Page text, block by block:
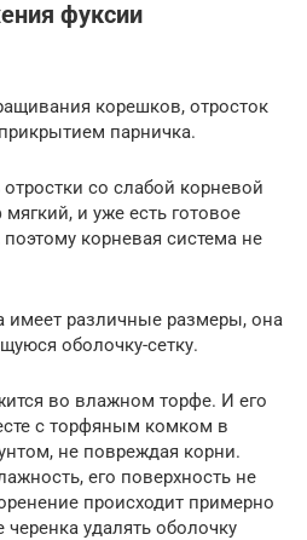
фуксии
корешков, отросток
парничка.
со слабой корневой
и уже есть готовое
корневая система не
имеет различные размеры, она
оболочку-сетку.
во влажном торфе. И его
с торфяным комком в
не повреждая корни.
его поверхность не
происходит примерно
удалять оболочку